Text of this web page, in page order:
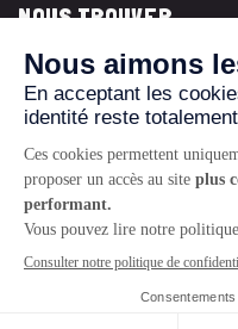
NOUS TROUVER
VOUS ÊTES...
NOUS CONTACTER
© 2026
Politique de